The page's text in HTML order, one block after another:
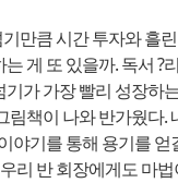
만큼 시간 투자와 흘
게 또 있을까. 독서 ?
가 가장 빨리 성장하
림책이 나와 반가웠다.
야기를 통해 용기를
리 반 회장에게도 마